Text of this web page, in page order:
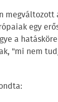
egy
a
"mi nem